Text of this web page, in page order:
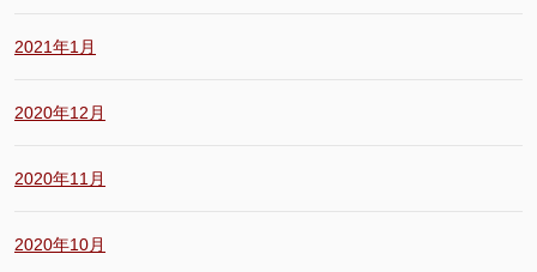
2021年1月
2020年12月
2020年11月
2020年10月